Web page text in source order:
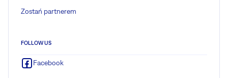
Zostań partnerem
FOLLOW US
Facebook